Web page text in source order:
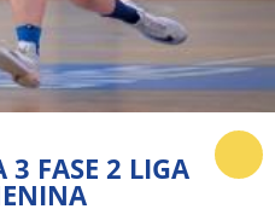
3 FASE 2 LIGA